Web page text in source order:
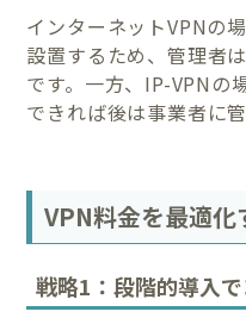
インターネットVPNの
設置するため、管理者
です。一方、IP-VPNの
できれば後は事業者に
VPN料金を最適
戦略1：段階的導入